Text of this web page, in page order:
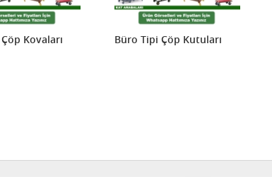
Kovaları Büro Tipi Çöp Kutuları